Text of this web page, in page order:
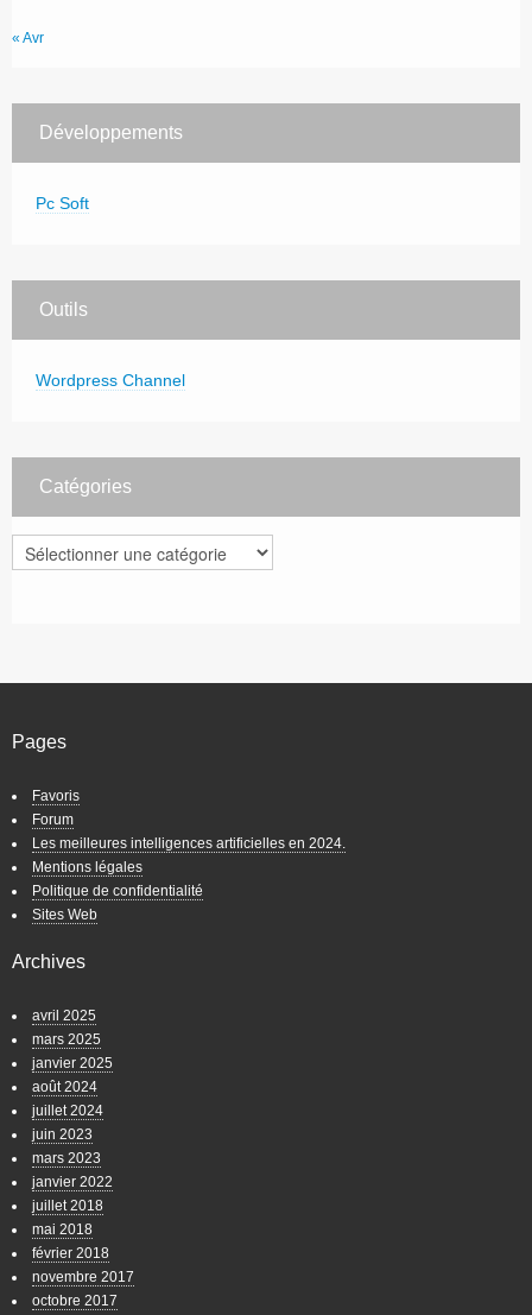
« Avr
Développements
Pc Soft
Outils
Wordpress Channel
Catégories
Catégories
Pages
Favoris
Forum
Les meilleures intelligences artificielles en 2024.
Mentions légales
Politique de confidentialité
Sites Web
Archives
avril 2025
mars 2025
janvier 2025
août 2024
juillet 2024
juin 2023
mars 2023
janvier 2022
juillet 2018
mai 2018
février 2018
novembre 2017
octobre 2017